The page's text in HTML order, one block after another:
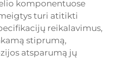
komponentuose
turi atitikti
reikalavimus,
stiprumą,
atsparumą jų